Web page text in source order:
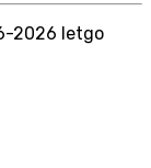
2026 letgo